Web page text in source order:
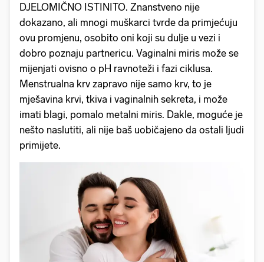
DJELOMIČNO ISTINITO. Znanstveno nije
dokazano, ali mnogi muškarci tvrde da primjećuju
ovu promjenu, osobito oni koji su dulje u vezi i
dobro poznaju partnericu. Vaginalni miris može se
mijenjati ovisno o pH ravnoteži i fazi ciklusa.
Menstrualna krv zapravo nije samo krv, to je
mješavina krvi, tkiva i vaginalnih sekreta, i može
imati blagi, pomalo metalni miris. Dakle, moguće je
nešto naslutiti, ali nije baš uobičajeno da ostali ljudi
primijete.